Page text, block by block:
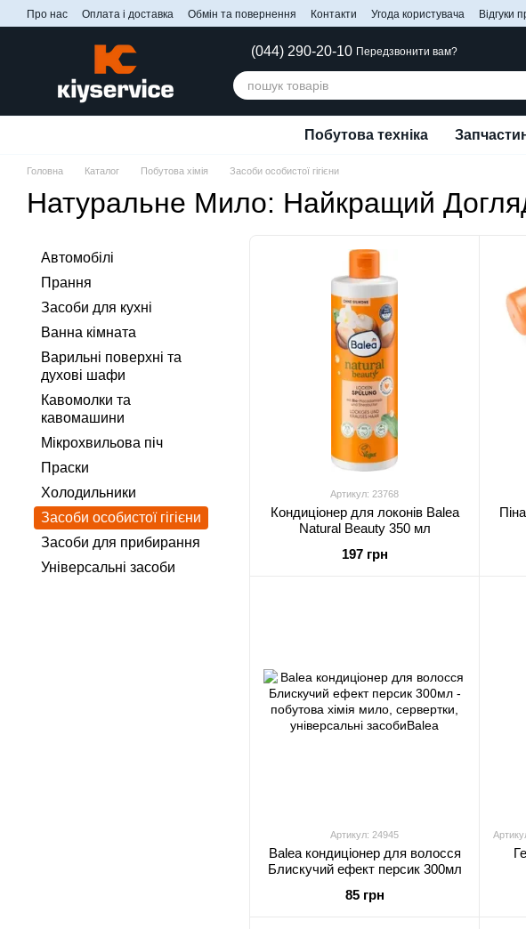
Перейти до основного контенту
Про нас Оплата і доставка Обмін та повернення Контакти Угода користувача Відгуки
(044) 290-20-10 Передзвонити вам?
Побутова техніка
Головна Каталог Побутова хімія Засоби особистої гігієни
Натуральне Мило: Найкращий
Артикул: 23768
Кондиціонер для локонів Balea
Natural Beauty 350 мл
197 грн
Артикул: 24945
Balea кондиціонер для волосся
Блискучий ефект персик 300мл
85 грн
Автомобілі
Прання
Засоби для кухні
Ванна кімната
Варильні поверхні та
духові шафи
Кавомолки та
кавомашини
Мікрохвильова піч
Праски
Холодильники
Засоби особистої гігієни
Засоби для прибирання
Універсальні засоби